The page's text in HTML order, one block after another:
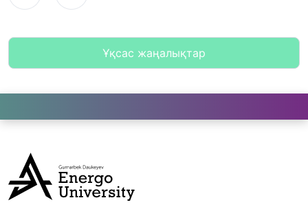
Ұқсас жаңалықтар